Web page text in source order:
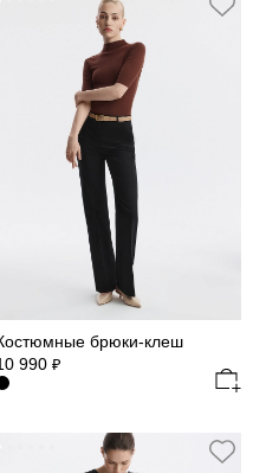
брюки-клеш
990 ₽